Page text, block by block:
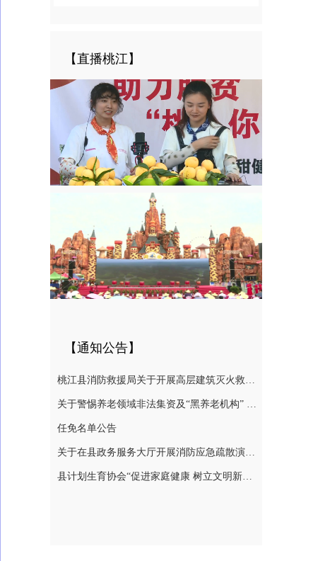
【直播桃江】
【通知公告】
桃江县消防救援局关于开展高层建筑灭火救援实战演练的通告
关于警惕养老领域非法集资及“黑养老机构” 切实防范涉老风险的提示
任免名单公告
关于在县政务服务大厅开展消防应急疏散演练的通知
县计划生育协会“促进家庭健康 树立文明新风”倡议书